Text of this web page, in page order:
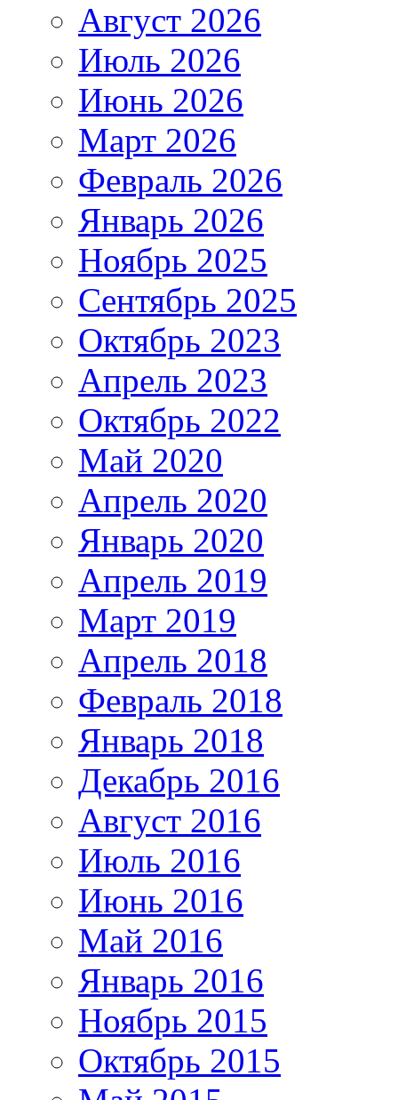
Август 2026
Июль 2026
Июнь 2026
Март 2026
Февраль 2026
Январь 2026
Ноябрь 2025
Сентябрь 2025
Октябрь 2023
Апрель 2023
Октябрь 2022
Май 2020
Апрель 2020
Январь 2020
Апрель 2019
Март 2019
Апрель 2018
Февраль 2018
Январь 2018
Декабрь 2016
Август 2016
Июль 2016
Июнь 2016
Май 2016
Январь 2016
Ноябрь 2015
Октябрь 2015